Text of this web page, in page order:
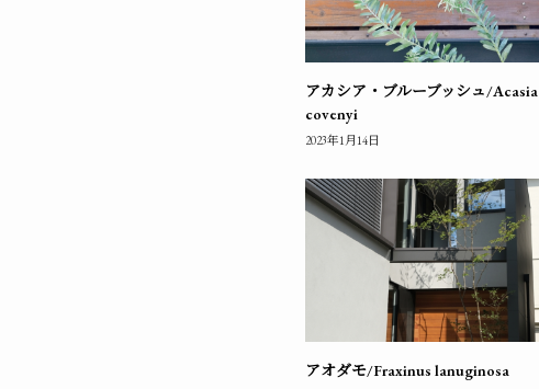
アカシア・ブルーブッシュ/Acasia
covenyi
2023年1月14日
アオダモ/Fraxinus lanuginosa